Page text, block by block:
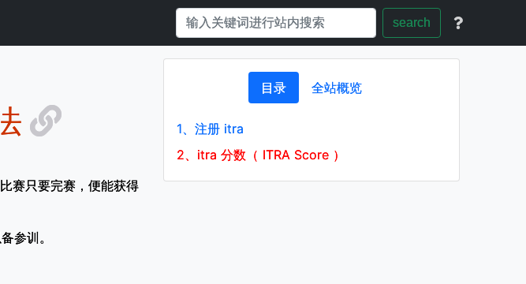
search
赛只要完赛，便能获得
参训。
目录 全站概览
1、 注册 itra
2、 itra 分数（ ITRA Score ）